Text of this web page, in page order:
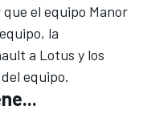
el equipo Manor
la
a Lotus y los
equipo.